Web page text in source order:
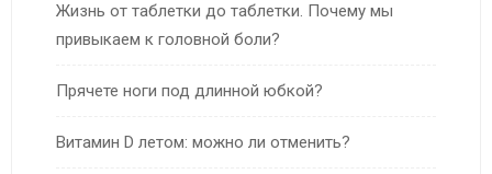
Жизнь от таблетки до таблетки. Почему мы
привыкаем к головной боли?
Прячете ноги под длинной юбкой?
Витамин D летом: можно ли отменить?